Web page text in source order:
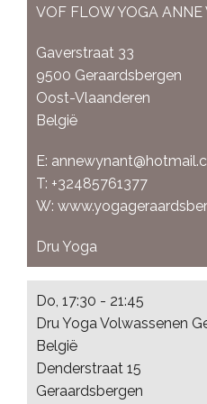
VOF FLOW YOGA
Gaverstraat 33
9500 Geraardsbergen
Oost-Vlaanderen
België
E:
T: +32485761377
W:
Dru Yoga
Do, 17:30 - 21:45
Dru Yoga Volwassenen
België
Denderstraat 15
Geraardsbergen